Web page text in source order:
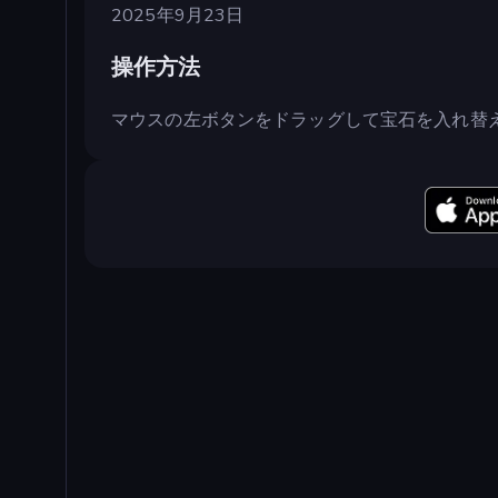
2025年9月23日
操作方法
マウスの左ボタンをドラッグして宝石を入れ替